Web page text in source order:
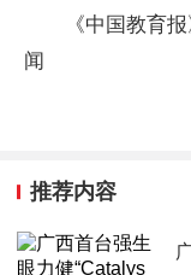
《中国教育
闻
推荐内容